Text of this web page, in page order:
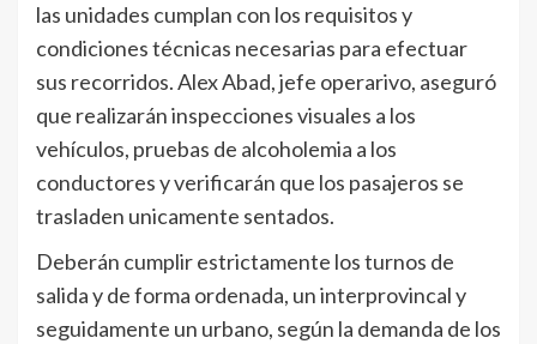
las unidades cumplan con los requisitos y
condiciones técnicas necesarias para efectuar
sus recorridos. Alex Abad, jefe operarivo, aseguró
que realizarán inspecciones visuales a los
vehículos, pruebas de alcoholemia a los
conductores y verificarán que los pasajeros se
trasladen unicamente sentados.
Deberán cumplir estrictamente los turnos de
salida y de forma ordenada, un interprovincal y
seguidamente un urbano, según la demanda de los